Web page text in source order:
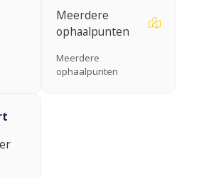
Meerdere
ophaalpunten
Meerdere
ophaalpunten